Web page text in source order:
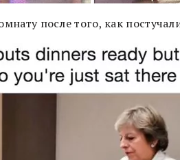
после того, как